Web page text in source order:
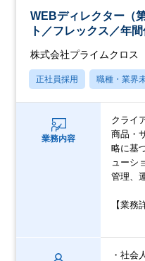
WEBディレクター（
ト／フレックス／年間
株式会社プライムクロス
正社員採用 職種・業界
業務内容
クライ
商品・
略に基
ューシ
管理、
【業務
・社会